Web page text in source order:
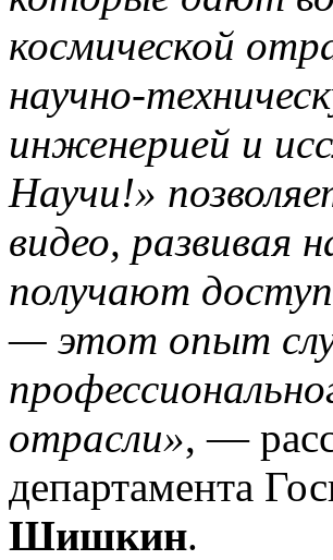
космической
научно-
инженерией и
Научи!»
видео, развивая
получают
— этот опыт
отрасли», —
департамента
Шишкин.